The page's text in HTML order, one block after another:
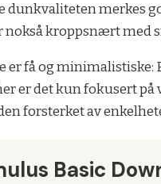
dunkvaliteten merkes
nokså kroppsnært med
er få og
er det kun fokusert på
forsterket av
Basic